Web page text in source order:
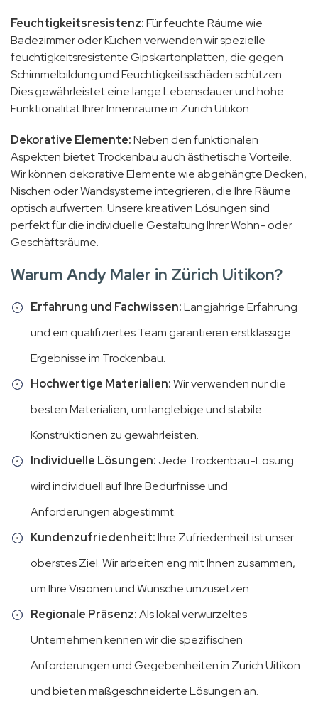
Feuchtigkeitsresistenz:Für feuchte Räume wie
Badezimmer oder Küchen verwenden wir spezielle
feuchtigkeitsresistente Gipskartonplatten, die gegen
Schimmelbildung und Feuchtigkeitsschäden schützen.
Dies gewährleistet eine lange Lebensdauer und hohe
Funktionalität Ihrer Innenräume in Zürich Uitikon.
Dekorative Elemente:Neben den funktionalen
Aspekten bietet Trockenbau auch ästhetische Vorteile.
Wir können dekorative Elemente wie abgehängte Decken,
Nischen oder Wandsysteme integrieren, die Ihre Räume
optisch aufwerten. Unsere kreativen Lösungen sind
perfekt für die individuelle Gestaltung Ihrer Wohn- oder
Geschäftsräume.
Warum Andy Maler in Zürich Uitikon?
Erfahrung und Fachwissen:Langjährige Erfahrung
und ein qualifiziertes Team garantieren erstklassige
Ergebnisse im Trockenbau.
Hochwertige Materialien:Wir verwenden nur die
besten Materialien, um langlebige und stabile
Konstruktionen zu gewährleisten.
Individuelle Lösungen: Jede Trockenbau-Lösung
wird individuell auf Ihre Bedürfnisse und
Anforderungen abgestimmt.
Kundenzufriedenheit:Ihre Zufriedenheit ist unser
oberstes Ziel. Wir arbeiten eng mit Ihnen zusammen,
um Ihre Visionen und Wünsche umzusetzen.
Regionale Präsenz:Als lokal verwurzeltes
Unternehmen kennen wir die spezifischen
Anforderungen und Gegebenheiten in Zürich Uitikon
und bieten maßgeschneiderte Lösungen an.